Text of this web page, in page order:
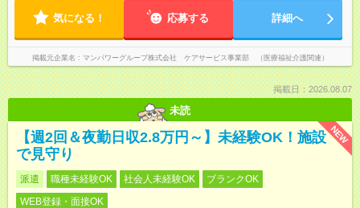
気になる！ 応募する 詳細へ
掲載元企業名 マンパワーグループ株式会社 ケアサービス事業部 （医療福祉介護関連）
掲載日：2026.08.07
未読
NEW
【週2回＆夜勤日収2.8万円～】未経験OK！施設
で見守り
派遣 職種未経験OK 社会人未経験OK
ブランクOK
WEB登録・面接OK